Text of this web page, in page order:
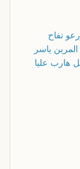
تفاح
ياسر
هارب عليا